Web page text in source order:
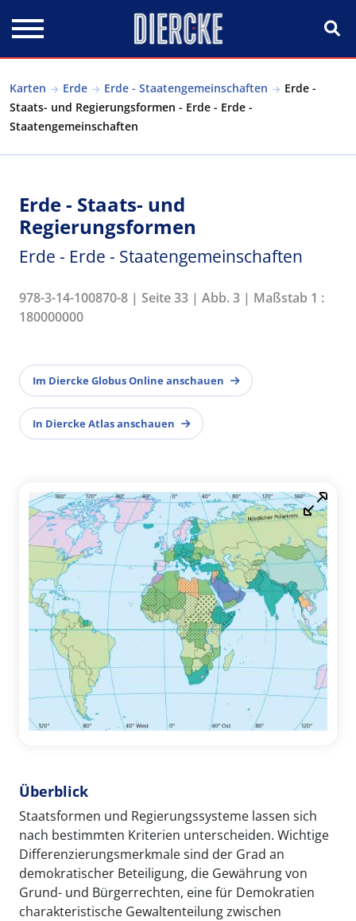
Karten Erde Erde - Staatengemeinschaften
Erde -
Staats- und Regierungsformen - Erde - Erde -
Staatengemeinschaften
Erde - Staats- und
Regierungsformen
Erde - Erde - Staatengemeinschaften
978-3-14-100870-8 | Seite 33 | Abb. 3 | Maßstab 1 :
180000000
Im Diercke Globus Online anschauen
In Diercke Atlas anschauen
Überblick
Staatsformen und Regierungssysteme lassen sich
nach bestimmten Kriterien unterscheiden. Wichtige
Differenzierungsmerkmale sind der Grad an
demokratischer Beteiligung, die Gewährung von
Grund- und Bürgerrechten, eine für Demokratien
charakteristische Gewaltenteilung zwischen